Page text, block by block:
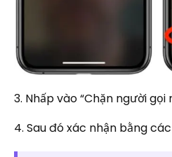
3. Nhấp vào “Chặn người gọi
4. Sau đó xác nhận bằng